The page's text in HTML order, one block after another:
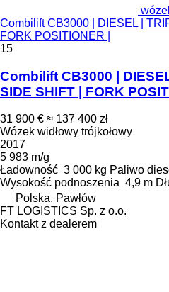
Combilift CB3000 | DIESEL |
FORK POSITIONER |
15
Combilift CB3000 |
SIDE SHIFT | FORK
31 900 € ≈ 137 400 zł
Wózek widłowy trójkołowy
2017
5 983 m/g
Ładowność 3 000 kg Paliwo
Wysokość podnoszenia 4,9 m
Polska, Pawłów
FT LOGISTICS Sp. z o.o.
Kontakt z dealerem